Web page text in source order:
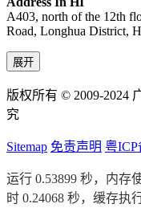
A403, north of the 12th
Road, Longhua District,
展开
版权所有 © 2009-2024
究
Sitemap 免责声明 粤ICP
运行 0.53899 秒，内存
时 0.24068 秒，缓存执